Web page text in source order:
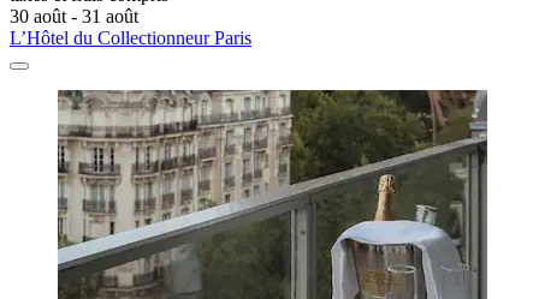
30 août - 31 août
L’Hôtel du Collectionneur Paris